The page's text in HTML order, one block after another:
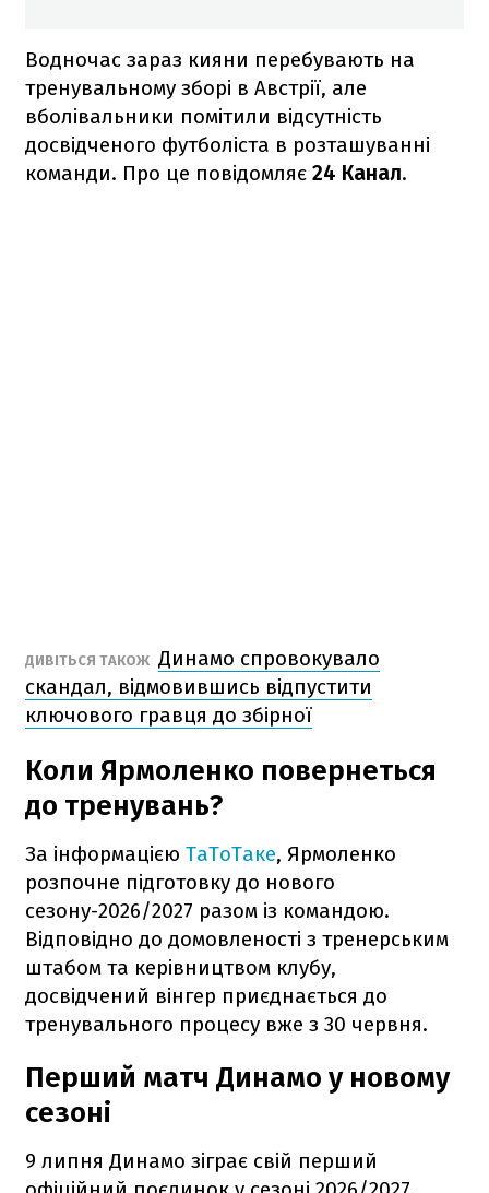
Водночас зараз кияни перебувають на
тренувальному зборі в Австрії, але
вболівальники помітили відсутність
досвідченого футболіста в розташуванні
команди. Про це повідомляє 24 Канал.
ДИВІТЬСЯ ТАКОЖ Динамо спровокувало
скандал, відмовившись відпустити
ключового гравця до збірної
Коли Ярмоленко повернеться
до тренувань?
За інформацією ТаТоТаке, Ярмоленко
розпочне підготовку до нового
сезону-2026/2027 разом із командою.
Відповідно до домовленості з тренерським
штабом та керівництвом клубу,
досвідчений вінгер приєднається до
тренувального процесу вже з 30 червня.
Перший матч Динамо у новому
сезоні
9 липня Динамо зіграє свій перший